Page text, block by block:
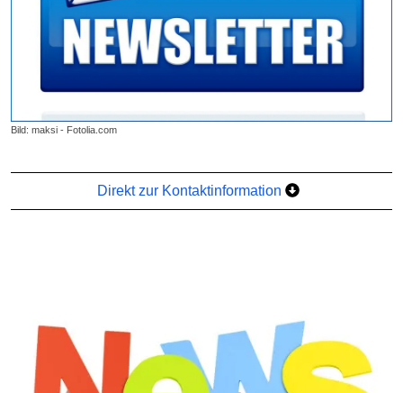
Bild: maksi - Fotolia.com
Direkt zur Kontaktinformation